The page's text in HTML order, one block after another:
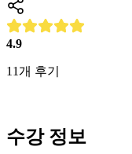
4.9
11개 후기
수강 정보